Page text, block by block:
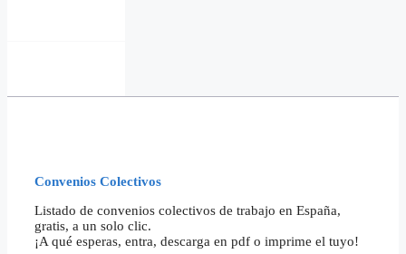
Convenios Colectivos
Listado de convenios colectivos de trabajo en España,
gratis, a un solo clic.
¡A qué esperas, entra, descarga en pdf o imprime el tuyo!